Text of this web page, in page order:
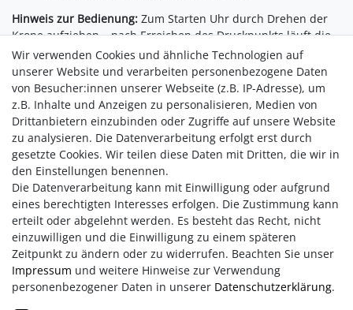
Hinweis zur Bedienung: Zum Starten Uhr durch Drehen der
Krone aufziehen – nach Erreichen des Druckpunkts läuft die
Uhr für ca. 24–36 Stunden.
Ein außergewöhnliches Accessoire mit Charakter –die Skelett-
Taschenuhr „Mooreiche Schwarz“steht für technische
Finesse, historische Materialien und stilvolle Präsenz in
einem. Ideal für alle, die das Besondere schätzen.
Impressum AGB Daten­schutz­erklärung
Wir verwenden Cookies und ähnliche Technologien auf
unserer Website und verarbeiten personenbezogene Daten
von Besucher:innen unserer Webseite (z.B. IP-Adresse), um
z.B. Inhalte und Anzeigen zu personalisieren, Medien von
Drittanbietern einzubinden oder Zugriffe auf unsere Website
zu analysieren. Die Datenverarbeitung erfolgt erst durch
gesetzte Cookies. Wir teilen diese Daten mit Dritten, die wir in
den Einstellungen benennen.
Die Datenverarbeitung kann mit Einwilligung oder aufgrund
eines berechtigten Interesses erfolgen. Die Zustimmung kann
erteilt oder abgelehnt werden. Es besteht das Recht, nicht
einzuwilligen und die Einwilligung zu einem späteren
Zeitpunkt zu ändern oder zu widerrufen. Beachten Sie unser
Impressum und weitere Hinweise zur Verwendung
personenbezogener Daten in unserer Daten­schutz­erklärung.